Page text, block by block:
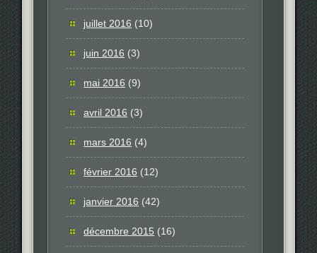
juillet 2016 (10)
juin 2016 (3)
mai 2016 (9)
avril 2016 (3)
mars 2016 (4)
février 2016 (12)
janvier 2016 (42)
décembre 2015 (16)